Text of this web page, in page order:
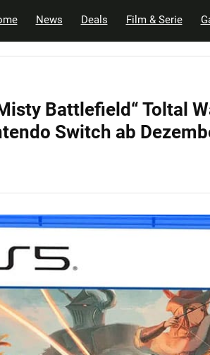
News Deals Film & Serie
Battlefield“ Toltal
Switch ab